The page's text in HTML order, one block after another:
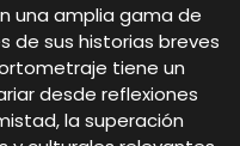
una amplia gama de
de sus historias breves
tiene un
desde reflexiones
la superación